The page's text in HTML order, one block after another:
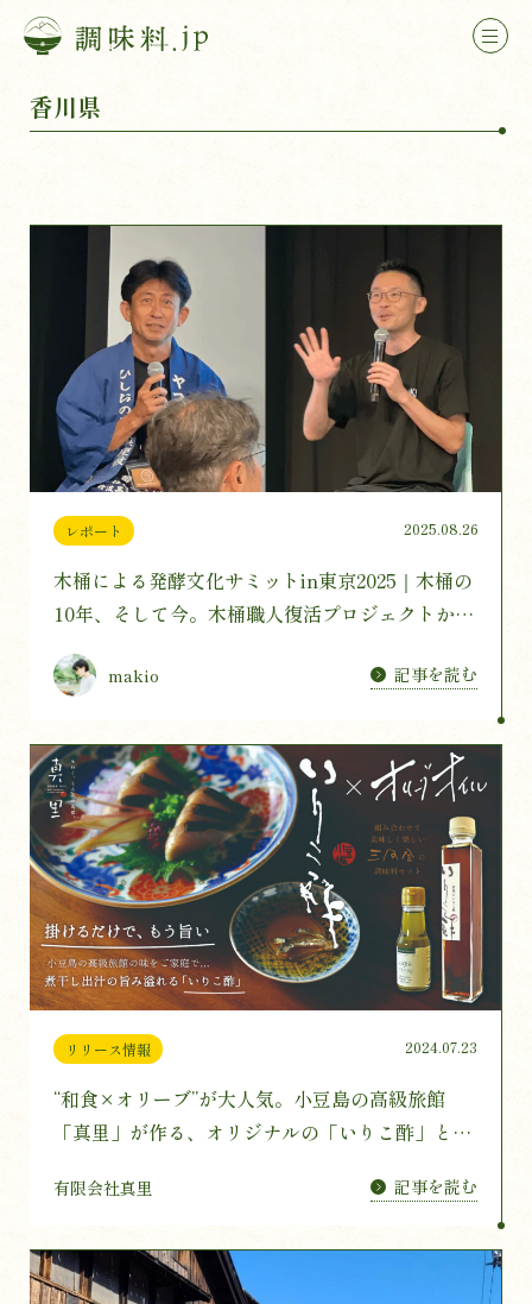
香川県
レポート 2025.08.26
木桶による発酵文化サミットin東京2025｜木桶の
10年、そして今。木桶職人復活プロジェクトから
makio 記事を読む
リリース情報 2024.07.23
“和食×オリーブ”が大人気。小豆島の高級旅館
「真里」が作る、オリジナルの「いりこ酢」とオ
ングでスタート！
有限会社真里 記事を読む